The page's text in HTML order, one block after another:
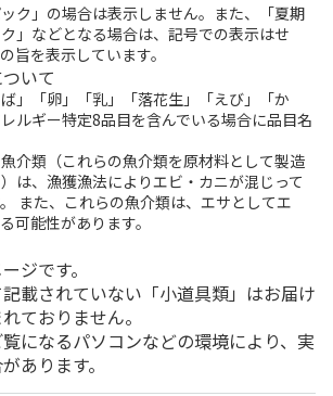
ク」の場合は表示しません。また、「夏期
」などとなる場合は、記号での表示はせ
旨を表示しています。
いて
」「卵」「乳」「落花生」「えび」「か
ルギー特定8品目を含んでいる場合に品目名
介類（これらの魚介類を原材料として製造
は、漁獲漁法によりエビ・カニが混じって
また、これらの魚介類は、エサとしてエ
可能性があります。
ジです。
載されていない「小道具類」はお届け
ておりません。
になるパソコンなどの環境により、実
あります。